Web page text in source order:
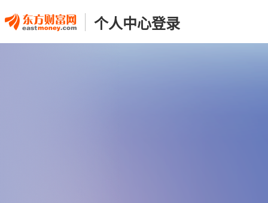
个人中心登录